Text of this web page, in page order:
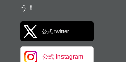
う！
公式 twitter
公式 Instagram